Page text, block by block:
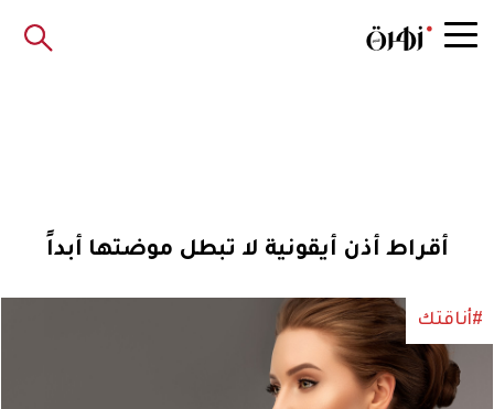
أقراط أذن أيقونية لا تبطل موضتها أبداً
#أناقتك